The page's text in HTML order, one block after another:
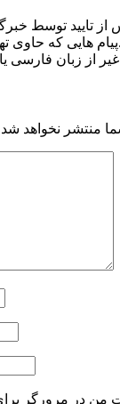
پیام هایی که حاوی تهمت یا افترا باشد منتشر نخواهد شد.
منتشر نخواهد